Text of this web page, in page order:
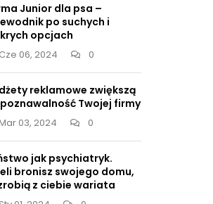
Junior dla psa –
po suchych i
opcjach
Cze 06, 2024 0
reklamowe zwiększą
Twojej firmy
03, 2024 0
jak psychiatryk.
bronisz swojego domu,
z ciebie wariata